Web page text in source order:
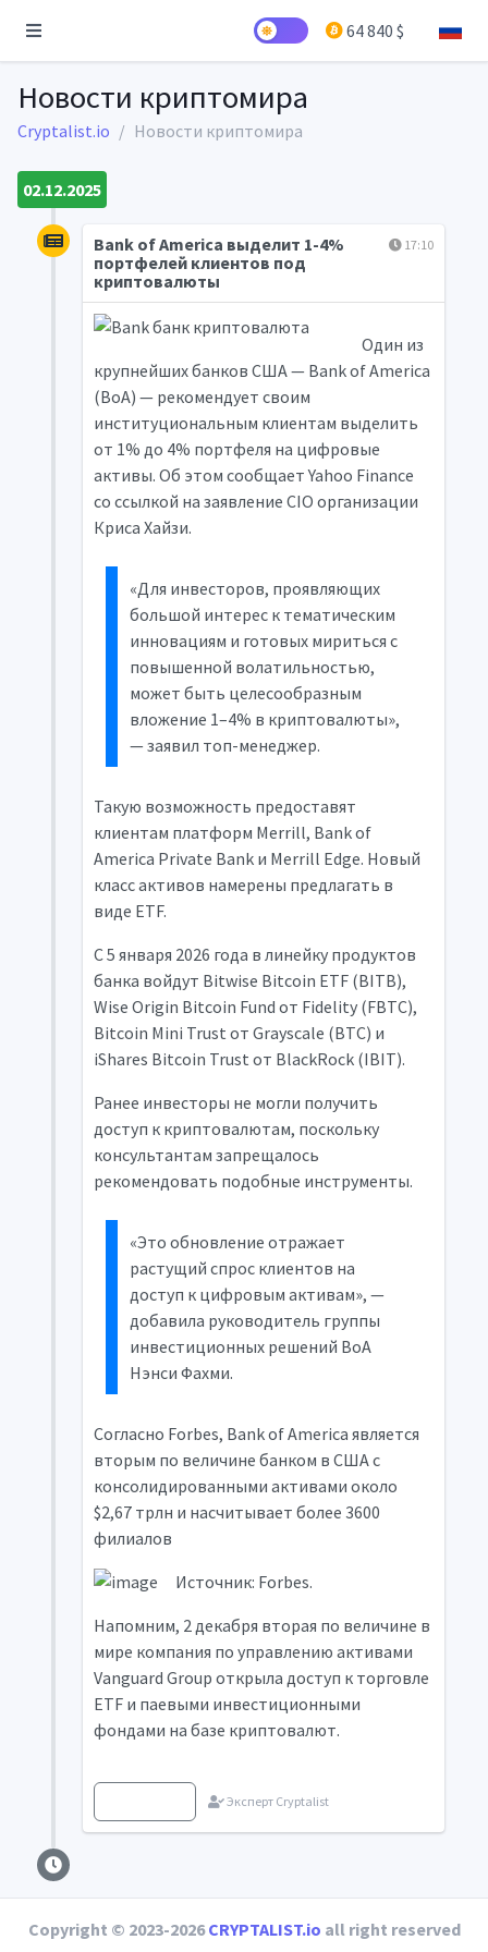
64 840 $
Новости криптомира
Cryptalist.io Новости криптомира
02.12.2025
17:10
Bank of America выделит 1-4%
портфелей клиентов под
криптовалюты
Один из
крупнейших банков США — Bank of America
(BoA) — рекомендует своим
институциональным клиентам выделить
от 1% до 4% портфеля на цифровые
активы. Об этом сообщает Yahoo Finance
со ссылкой на заявление CIO организации
Криса Хайзи.
«Для инвесторов, проявляющих
большой интерес к тематическим
инновациям и готовых мириться с
повышенной волатильностью,
может быть целесообразным
вложение 1–4% в криптовалюты»,
— заявил топ-менеджер.
Такую возможность предоставят
клиентам платформ Merrill, Bank of
America Private Bank и Merrill Edge. Новый
класс активов намерены предлагать в
виде ETF.
С 5 января 2026 года в линейку продуктов
банка войдут Bitwise Bitcoin ETF (BITB),
Wise Origin Bitcoin Fund от Fidelity (FBTC),
Bitcoin Mini Trust от Grayscale (BTC) и
iShares Bitcoin Trust от BlackRock (IBIT).
Ранее инвесторы не могли получить
доступ к криптовалютам, поскольку
консультантам запрещалось
рекомендовать подобные инструменты.
«Это обновление отражает
растущий спрос клиентов на
доступ к цифровым активам», —
добавила руководитель группы
инвестиционных решений BoA
Нэнси Фахми.
Согласно Forbes, Bank of America является
вторым по величине банком в США с
консолидированными активами около
$2,67 трлн и насчитывает более 3600
филиалов
Источник: Forbes.
Напомним, 2 декабря вторая по величине в
мире компания по управлению активами
Vanguard Group открыла доступ к торговле
ETF и паевыми инвестиционными
фондами на базе криптовалют.
Эксперт Cryptalist
Copyright © 2023-2026CRYPTALIST.io all right reserved